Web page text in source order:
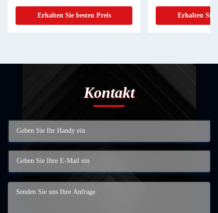
Erhalten Sie besten Preis Erhalten Sie
Kontakt